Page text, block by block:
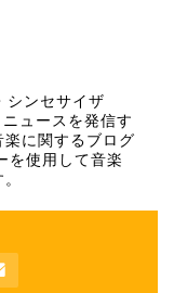
シンセサイザ
ュースを発信す
に関するブログ
を使用して音楽